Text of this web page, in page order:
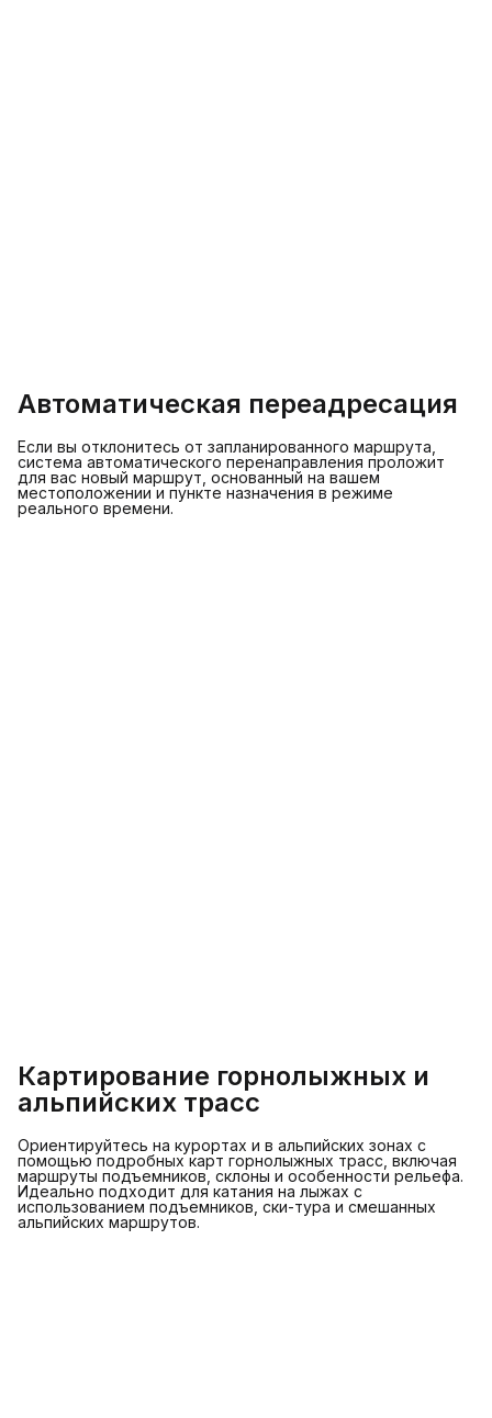
Автоматическая переадресация
Если вы отклонитесь от запланированного маршрута,
система автоматического перенаправления проложит
для вас новый маршрут, основанный на вашем
местоположении и пункте назначения в режиме
реального времени.
Картирование горнолыжных и
альпийских трасс
Ориентируйтесь на курортах и ​​в альпийских зонах с
помощью подробных карт горнолыжных трасс, включая
маршруты подъемников, склоны и особенности рельефа.
Идеально подходит для катания на лыжах с
использованием подъемников, ски-тура и смешанных
альпийских маршрутов.